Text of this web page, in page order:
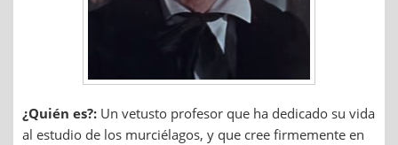
¿Quién es?: Un vetusto profesor que ha dedicado su vida
al estudio de los murciélagos, y que cree firmemente en